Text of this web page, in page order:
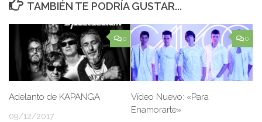
TAMBIÉN TE PODRÍA GUSTAR...
0
Adelanto de KAPANGA
09/12/2017
0
Vídeo Nuevo: «Para
Enamorarte»